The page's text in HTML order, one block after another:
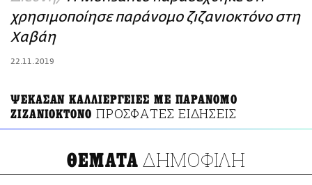
ΑΜΠΑ
PRINT
χρησιμοποίησε παράνομο ζιζανιοκτόνο στη
Χαβάη
22.11.2019
ΨΕΚΑΣΑΝ ΚΑΛΛΙΕΡΓΕΙΕΣ ΜΕ ΠΑΡΑΝΟΜΟ
ΖΙΖΑΝΙΟΚΤΟΝΟ ΠΡΟΣΦΑΤΕΣ ΕΙΔΗΣΕΙΣ
ΘΕΜΑΤΑ ΔΗΜΟΦΙΛΗ